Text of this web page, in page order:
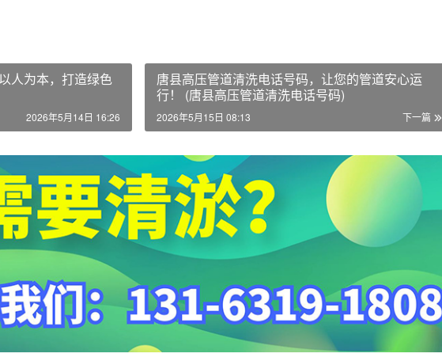
人为本，打造绿色
2026年5月14日 16:26
唐县高压管道清洗电话号码，让您的管道安心运
行！ (唐县高压管道清洗电话号码)
下一篇
2026年5月15日 08:13